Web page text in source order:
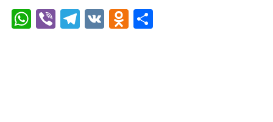
WhatsApp
ViberTelegram
VKOdnoklassniki